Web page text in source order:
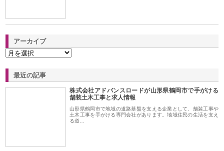
アーカイブ
最近の記事
株式会社アドバンスロードが山形県鶴岡市で手がける
舗装土木工事と求人情報
山形県鶴岡市で地域の道路基盤を支える企業として、舗装工事や
土木工事を手がける専門会社があります。地域住民の生活を支え
る道…